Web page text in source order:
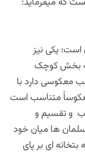
یکی نیز
بخش کوچک
معکوسی دارد با
متناسب است
و تقسیم و
ها میان خود
ای بر پای